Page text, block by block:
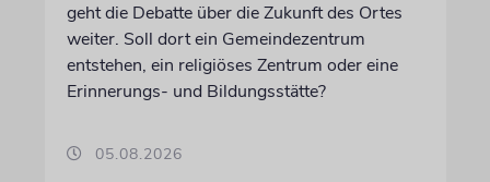
geht die Debatte über die Zukunft des Ortes
weiter. Soll dort ein Gemeindezentrum
entstehen, ein religiöses Zentrum oder eine
Erinnerungs- und Bildungsstätte?
05.08.2026